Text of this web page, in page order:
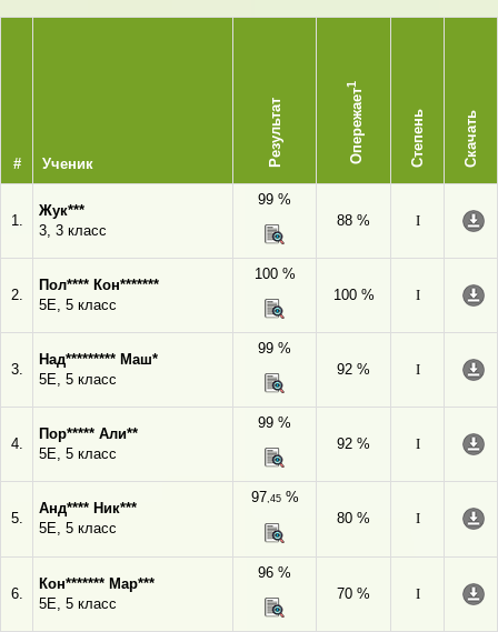
# Ученик Результат Опережает
1
Степень Скачать
1.
Жук***
3, 3 класс
99 %
88 %
I
2.
Пол**** Кон*******
5Е, 5 класс
100 %
100 %
I
3.
Над********* Маш*
5Е, 5 класс
99 %
92 %
I
4.
Пор***** Али**
5Е, 5 класс
99 %
92 %
I
5.
Анд**** Ник***
5Е, 5 класс
97,45%
80 %
I
6.
Кон******* Мар***
5Е, 5 класс
96 %
70 %
I